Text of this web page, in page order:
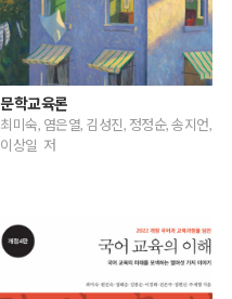
문학교육론
최미숙, 염은열, 김성진, 정정순, 송지언,
이상일 저